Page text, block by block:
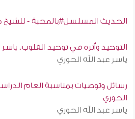
الحديث المسلسل#بالمحبة -
التوحيد وأثره في توحيد القلوب. ياسر
ياسر عبد الله الحوري
رسائل وتوصيات بمناسبة العام
الحوري
ياسر عبد الله الحوري